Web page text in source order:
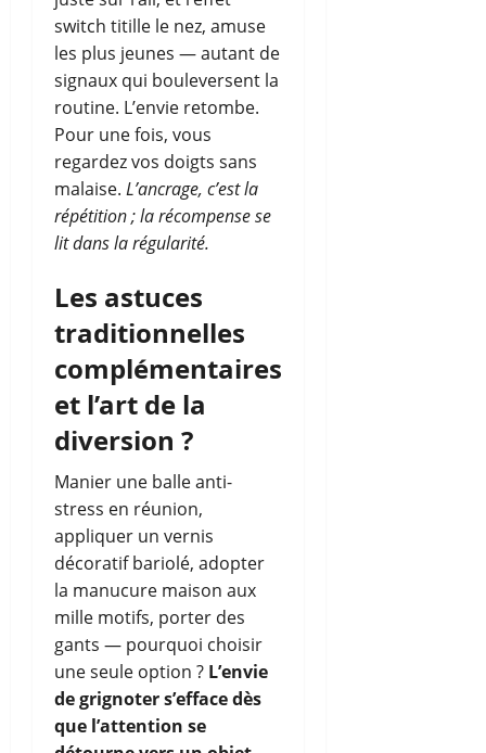
switch titille le nez, amuse
les plus jeunes — autant de
signaux qui bouleversent la
routine. L’envie retombe.
Pour une fois, vous
regardez vos doigts sans
malaise. L’ancrage, c’est la
répétition ; la récompense se
lit dans la régularité.
Les astuces
traditionnelles
complémentaires
et l’art de la
diversion ?
Manier une balle anti-
stress en réunion,
appliquer un vernis
décoratif bariolé, adopter
la manucure maison aux
mille motifs, porter des
gants — pourquoi choisir
une seule option ? L’envie
de grignoter s’efface dès
que l’attention se